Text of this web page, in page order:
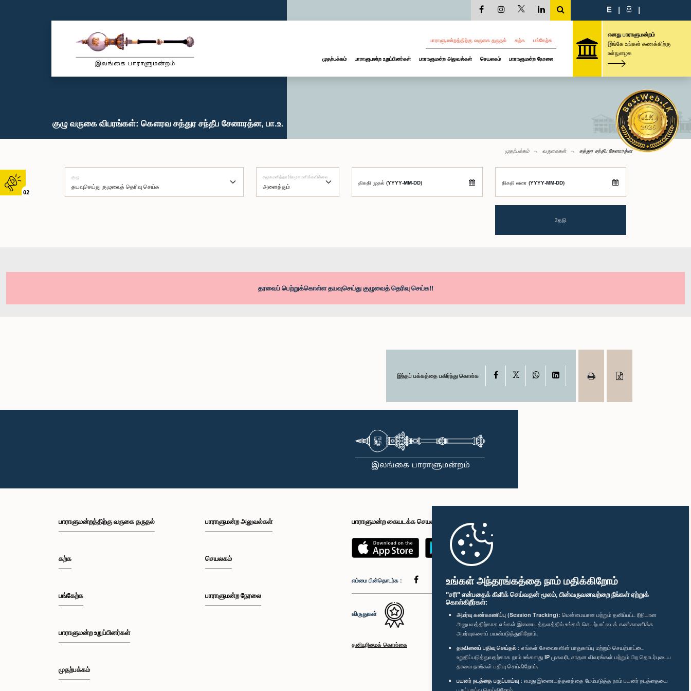
உங்கள் அந்தரங்கத்தை நாம் மதிக்கிறோம்
"சரி" என்பதைக் கிளிக் செய்வதன் மூலம், பின்வருவனவற்றை நீங்கள் ஏற்றுக்
கொள்கிறீர்கள்:
அமர்வு கண்காணிப்பு (Session Tracking): மென்மையான மற்றும் தனிப்பட்ட ரீதியான
அனுபவத்திற்காக எங்கள் இணையத்தளத்தில் உங்கள் செயற்பாட்டைக் கண்காணிக்க
அமர்வுகளைப் பயன்படுத்துகிறோம்.
தரவினைப் பதிவு செய்தல் : எங்கள் சேவைகளின் பாதுகாப்பு மற்றும் செயற்பாட்டை
உறுதிப்படுத்துவதற்காக நாம் உங்களது IP முகவரி, சாதன விவரங்கள் மற்றும் பிற தொடர்புடைய
தரவை நாங்கள் பதிவு செய்கிறோம்.
பயனர் நடத்தை பகுப்பாய்வு : எமது இணையத்தளத்தை மேம்படுத்த நாம் பயனர் நடத்தையை
02
E | සි |
பாராளுமன்றத்திற்கு வருகை தருதல் கற்க பங்கேற்க
முதற்பக்கம் பாராளுமன்ற உறுப்பினர்கள் பாராளுமன்ற அலுவல்கள் செயலகம் பாராளுமன்ற நேரலை
எனது பாராளுமன்றம்
இங்கே உங்கள் கணக்கிற்கு
உள்நுழைக
குழு வருகை விபரங்கள்: கௌரவ சத்துர சந்தீப சேனாரத்ன, பா.உ.
முதற்பக்கம் வருகைகள் சத்துர சந்தீப சேனாரத்ன
குழு சமூகமளித்தார்/சமூகமளிக்கவில்லை
திகதி முதல் (YYYY-MM-DD) திகதி வரை (YYYY-MM-DD)
தேடு
தரவைப் பெற்றுக்கொள்ள தயவுசெய்து குழுவைத் தெரிவு செய்க!!
இந்தப் பக்கத்தை பகிர்ந்து கொள்க Facebook WhatsAppLinkedIn
பாராளுமன்றத்திற்கு வருகை தருதல்
கற்க
பங்கேற்க
பாராளுமன்ற உறுப்பினர்கள்
முதற்பக்கம்
பாராளுமன்ற அலுவல்கள்
செயலகம்
பாராளுமன்ற நேரலை
பாராளுமன்ற கையடக்க செயலி
எம்மை பின்தொடர்க :
விருதுகள்
தனியுரிமைக் கொள்கை